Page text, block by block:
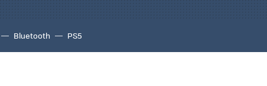
Bluetooth PS5